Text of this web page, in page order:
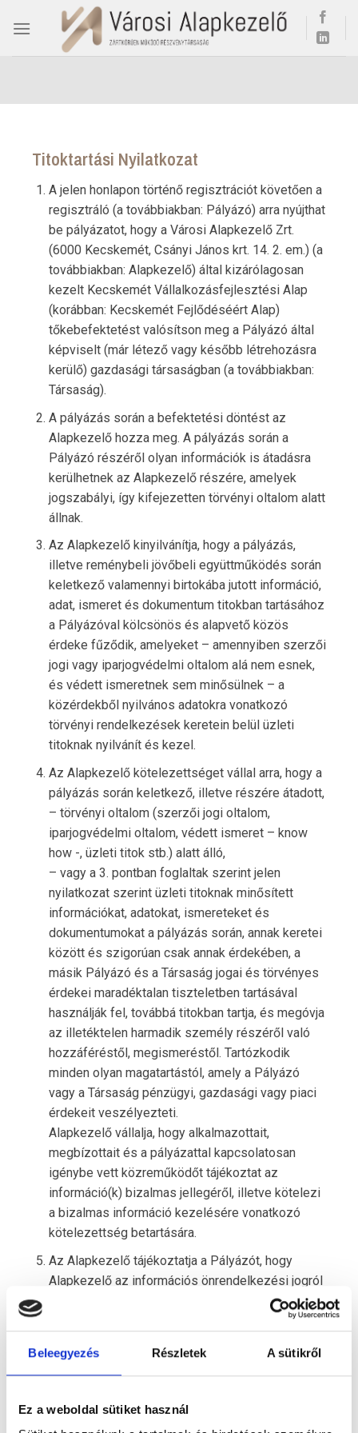
Beleegyezés Részletek A sütikről
Ez a weboldal sütiket használ
Titoktartási Nyilatkozat
A jelen honlapon történő regisztrációt követően a
regisztráló (a továbbiakban: Pályázó) arra nyújthat
be pályázatot, hogy a Városi Alapkezelő Zrt.
(6000 Kecskemét, Csányi János krt. 14. 2. em.) (a
továbbiakban: Alapkezelő) által kizárólagosan
kezelt Kecskemét Vállalkozásfejlesztési Alap
(korábban: Kecskemét Fejlődéséért Alap)
tőkebefektetést valósítson meg a Pályázó által
képviselt (már létező vagy később létrehozásra
kerülő) gazdasági társaságban (a továbbiakban:
Társaság).
A pályázás során a befektetési döntést az
Alapkezelő hozza meg. A pályázás során a
Pályázó részéről olyan információk is átadásra
kerülhetnek az Alapkezelő részére, amelyek
jogszabályi, így kifejezetten törvényi oltalom alatt
állnak.
Az Alapkezelő kinyilvánítja, hogy a pályázás,
illetve reménybeli jövőbeli együttműködés során
keletkező valamennyi birtokába jutott információ,
adat, ismeret és dokumentum titokban tartásához
a Pályázóval kölcsönös és alapvető közös
érdeke fűződik, amelyeket – amennyiben szerzői
jogi vagy iparjogvédelmi oltalom alá nem esnek,
és védett ismeretnek sem minősülnek – a
közérdekből nyilvános adatokra vonatkozó
törvényi rendelkezések keretein belül üzleti
titoknak nyilvánít és kezel.
Az Alapkezelő kötelezettséget vállal arra, hogy a
pályázás során keletkező, illetve részére átadott,
– törvényi oltalom (szerzői jogi oltalom,
iparjogvédelmi oltalom, védett ismeret – know
how -, üzleti titok stb.) alatt álló,
– vagy a 3. pontban foglaltak szerint jelen
nyilatkozat szerint üzleti titoknak minősített
információkat, adatokat, ismereteket és
dokumentumokat a pályázás során, annak keretei
között és szigorúan csak annak érdekében, a
másik Pályázó és a Társaság jogai és törvényes
érdekei maradéktalan tiszteletben tartásával
használják fel, továbbá titokban tartja, és megóvja
az illetéktelen harmadik személy részéről való
hozzáféréstől, megismeréstől. Tartózkodik
minden olyan magatartástól, amely a Pályázó
vagy a Társaság pénzügyi, gazdasági vagy piaci
érdekeit veszélyezteti.
Alapkezelő vállalja, hogy alkalmazottait,
megbízottait és a pályázattal kapcsolatosan
igénybe vett közreműködőt tájékoztat az
információ(k) bizalmas jellegéről, illetve kötelezi
a bizalmas információ kezelésére vonatkozó
kötelezettség betartására.
Az Alapkezelő tájékoztatja a Pályázót, hogy
Alapkezelő az információs önrendelkezési jogról
és az információszabadságról szóló 2011. évi
CXII. törvény (továbbiakban: Infotv.) hatálya alá
eredményeként a reménybeli jövőbeli
együttműködés megvalósul, az Alapkezelő által